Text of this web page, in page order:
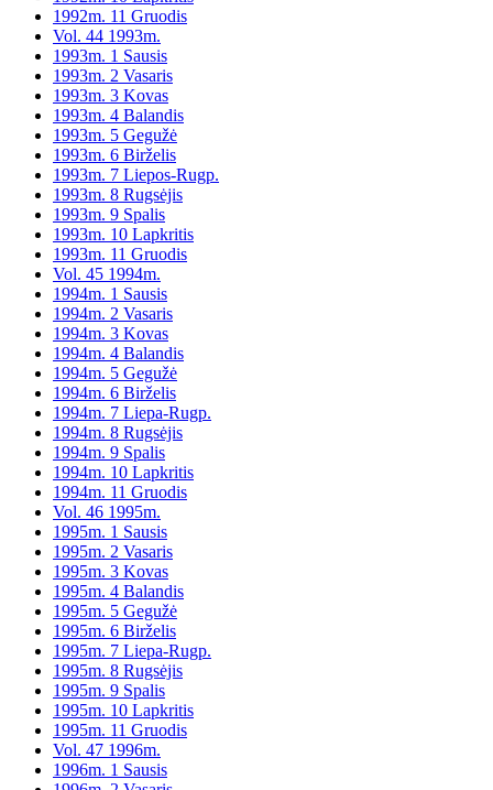
1992m. 11 Gruodis
Vol. 44 1993m.
1993m. 1 Sausis
1993m. 2 Vasaris
1993m. 3 Kovas
1993m. 4 Balandis
1993m. 5 Gegužė
1993m. 6 Birželis
1993m. 7 Liepos-Rugp.
1993m. 8 Rugsėjis
1993m. 9 Spalis
1993m. 10 Lapkritis
1993m. 11 Gruodis
Vol. 45 1994m.
1994m. 1 Sausis
1994m. 2 Vasaris
1994m. 3 Kovas
1994m. 4 Balandis
1994m. 5 Gegužė
1994m. 6 Birželis
1994m. 7 Liepa-Rugp.
1994m. 8 Rugsėjis
1994m. 9 Spalis
1994m. 10 Lapkritis
1994m. 11 Gruodis
Vol. 46 1995m.
1995m. 1 Sausis
1995m. 2 Vasaris
1995m. 3 Kovas
1995m. 4 Balandis
1995m. 5 Gegužė
1995m. 6 Birželis
1995m. 7 Liepa-Rugp.
1995m. 8 Rugsėjis
1995m. 9 Spalis
1995m. 10 Lapkritis
1995m. 11 Gruodis
Vol. 47 1996m.
1996m. 1 Sausis